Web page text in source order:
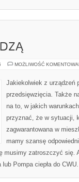
MOŻLIWOŚĆ
Jakiekolwiek z urządzeń
przedsięwzięcia. Także
na to, w jakich
przyznać, że w sytuacji,
zagwarantowana w
mamy szansę
musimy zatroszczyć się.
Pompa ciepła do